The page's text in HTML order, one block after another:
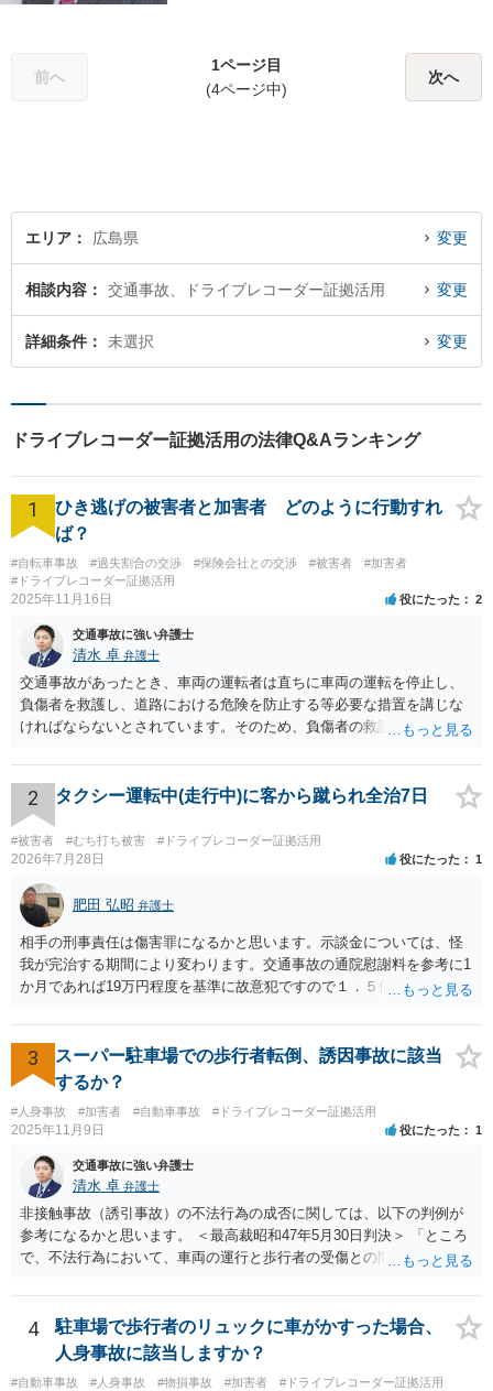
地域の皆様に寄り添い、地域
密着型の法律事務所としてよ
前へ
1ページ目
(4ページ中)
次へ
エリア 広島県 変更
相談内容 交通事故、ドライブレコーダー証拠活用 変更
詳細条件 未選択 変更
ドライブレコーダー証拠活用の法律Q&Aランキング
1
ひき逃げの被害者と加害者 どのように行動すれ
ば？
#自転車事故 #過失割合の交渉 #保険会社との交渉 #被害者
#加害者
#ドライブレコーダー証拠活用
2025年11月16日 役にたった 2
交通事故に強い弁護士
清水 卓 弁護士
交通事故があったとき、車両の運転者は直ちに車両の運転を停止し、
負傷者を救護し、道路における危険を防止する等必要な措置を講じな
ければならないとされています。そのため、負傷者の救護や道路にお
違反」が問題になります。 また、交通事故があったときは、警察官
が現場にいるときはその警察官に、警察官が現場にいなければ直ちに
最寄りの警察署等に、事故の発生日時・場所、死傷者の数及び負傷者
の負傷の程度並びに損害した物及び損壊の程度等を報告しなければな
らないとされています。そのため、警察署等への報告を怠ると、「報
告義務違反」が問題になります。 なお、事故によって人が負傷する
と、過失運転致傷罪に問われる可能性もあります。 これらのことを
前提に、今後の対応を検討するとすれば、例えば、以下のような対応
が考えられます。 ① お姉様は足の小指を骨折されており、今回の事故
の被害者にあたります（お姉様が被害者の人身事故）。そして、自動
車の運転手は、お姉様に怪我をさせ、救護•警察への報告をせずに事故
安になり過ぎることはないでしょう）。 ② そのため、自動車の運転手
を被疑者として警察は必要な捜査を行い、検察庁に事件を送致するも
ょう。 ③ さらに、自動車の運転手の所在が明らかとなった場合、自動
をしっかりとしてもらうべきでしょう（運転手から渡された２万円は
損害賠償の一部としてもらっておいて特に問題はないかと思いま
す）。 ③ ご自身での対応が難しければ、お住まいの地域等の弁護士に
相談•依頼し、事故相手との示談交渉等をしてもらうこともご検討くだ
さい。 ④ お姉様又はお姉様のご家族（同居，別居を問いません）が加
士費用特約がついているか否か確認してみて下さい。自転車に乗って
いる際に交通事故に遭った場合にも適用がある場合があります。 弁
護士費用特約がついている場合、相談料や依頼する弁護士費用を弁護
士費用特約から支払ってもらえます。
2 タクシー運転中(走行中)に客から蹴られ全治7日
#被害者 #むち打ち被害 #ドライブレコーダー証拠活用
2026年7月28日 役にたった 1
肥田 弘昭 弁護士
相手の刑事責任は傷害罪になるかと思います。示談金については、怪
我が完治する期間により変わります。交通事故の通院慰謝料を参考に1
か月であれば19万円程度を基準に故意犯ですので１．５倍か2倍程度す
上がるかと思います。ご参考にしてください。
3
スーパー駐車場での歩行者転倒、誘因事故に該当
するか？
#人身事故 #加害者 #自動車事故 #ドライブレコーダー証拠活用
2025年11月9日 役にたった 1
交通事故に強い弁護士
清水 卓 弁護士
非接触事故（誘引事故）の不法行為の成否に関しては、以下の判例が
参考になるかと思います。 ＜最高裁昭和47年5月30日判決＞ 「ところ
で、不法行為において、車両の運行と歩行者の受傷との間に相当因果
車両が衝突した物体等がさらに被害者に接触したりするときが普通で
あるが、これに限られるものではなく、このような接触がないときで
あつても、車両の運行が被害者の予測を裏切るような常軌を逸したも
のであつて、歩行者がこれによつて危難を避けるべき方法を見失い転
4
駐車場で歩行者のリュックに車がかすった場合、
人身事故に該当しますか？
#自動車事故 #人身事故 #物損事故 #加害者 #ドライブレコーダー証拠活用